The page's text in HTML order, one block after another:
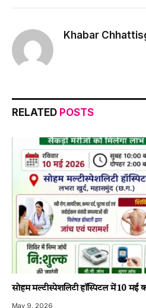
Khabar
RELATED POSTS
सोहम मल्टीस्पेशलिटी हॉस्पिटल में 10 मई
May 9, 2026